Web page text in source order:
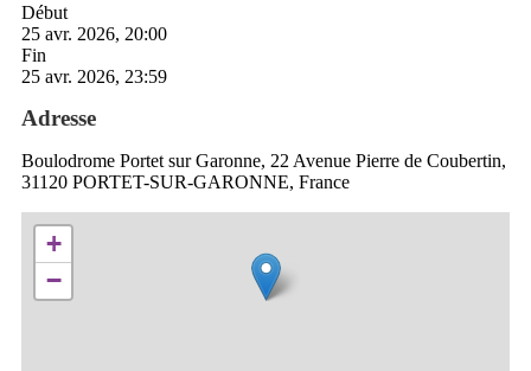
Début
25 avr. 2026, 20:00
Fin
25 avr. 2026, 23:59
Adresse
Boulodrome Portet sur Garonne, 22 Avenue Pierre de Coubertin,
31120 PORTET-SUR-GARONNE, France
+
−